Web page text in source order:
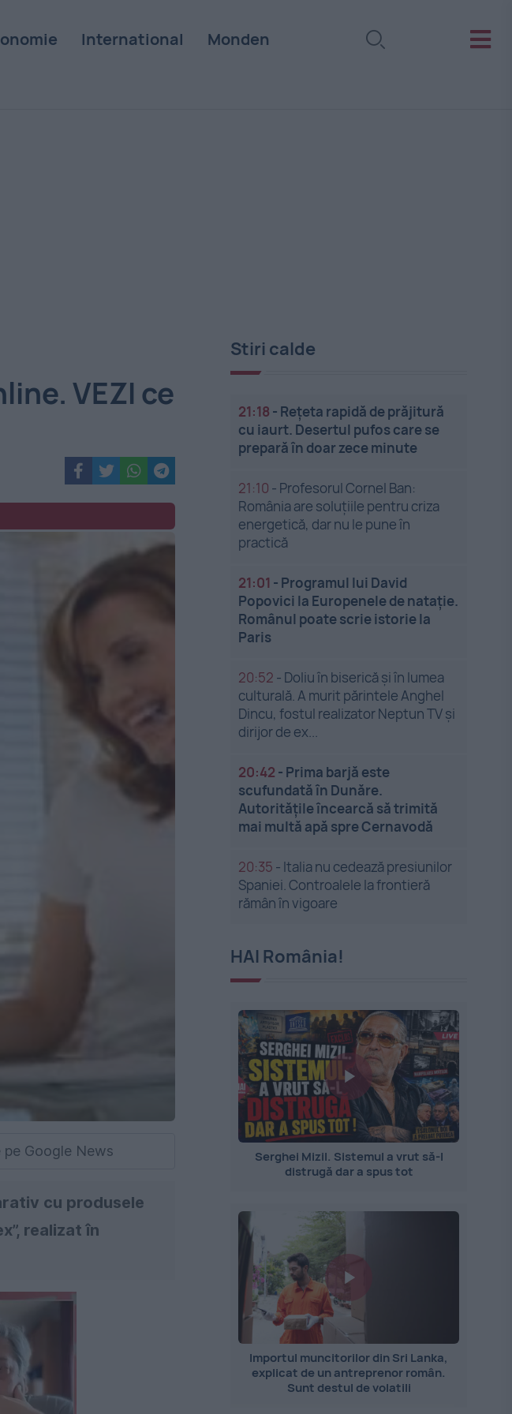
International Monden
VEZI ce
Google News
cu produsele
realizat în
Stiri calde
21:18 - Rețeta rapidă de prăjitură
cu iaurt. Desertul pufos care se
prepară în doar zece minute
21:10 - Profesorul Cornel Ban:
România are soluțiile pentru criza
energetică, dar nu le pune în
practică
21:01 - Programul lui David
Popovici la Europenele de natație.
Românul poate scrie istorie la
Paris
20:52 - Doliu în biserică și în lumea
culturală. A murit părintele Anghel
Dincu, fostul realizator Neptun TV și
dirijor de ex...
20:42 - Prima barjă este
scufundată în Dunăre.
Autoritățile încearcă să trimită
mai multă apă spre Cernavodă
20:35 - Italia nu cedează presiunilor
Spaniei. Controalele la frontieră
rămân în vigoare
HAI România!
Serghei Mizil. Sistemul a vrut să-l
distrugă dar a spus tot
Importul muncitorilor din Sri Lanka,
explicat de un antreprenor român.
Sunt destul de volatili